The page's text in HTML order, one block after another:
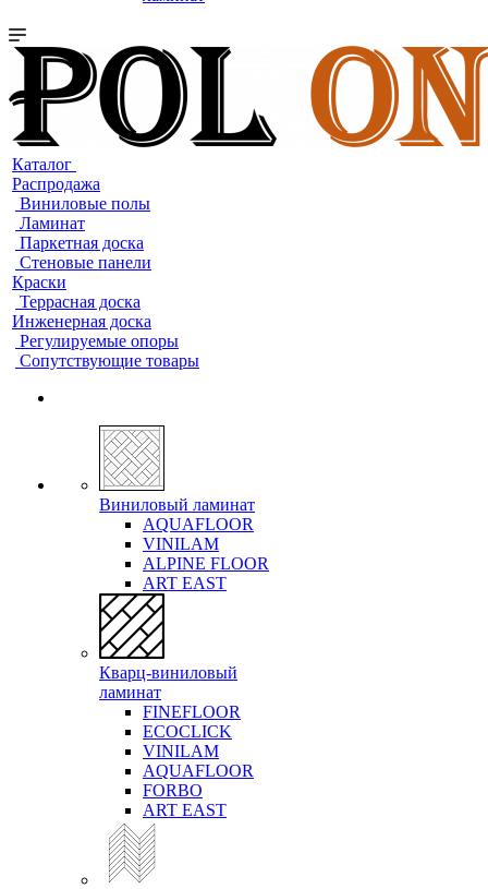
Каталог
Распродажа
Виниловые полы
Ламинат
Паркетная доска
Стеновые панели
Краски
Террасная доска
Инженерная доска
Регулируемые опоры
Сопутствующие товары
Виниловый ламинат
AQUAFLOOR
VINILAM
ALPINE FLOOR
ART EAST
Кварц-виниловый
ламинат
FINEFLOOR
ECOCLICK
VINILAM
AQUAFLOOR
FORBO
ART EAST